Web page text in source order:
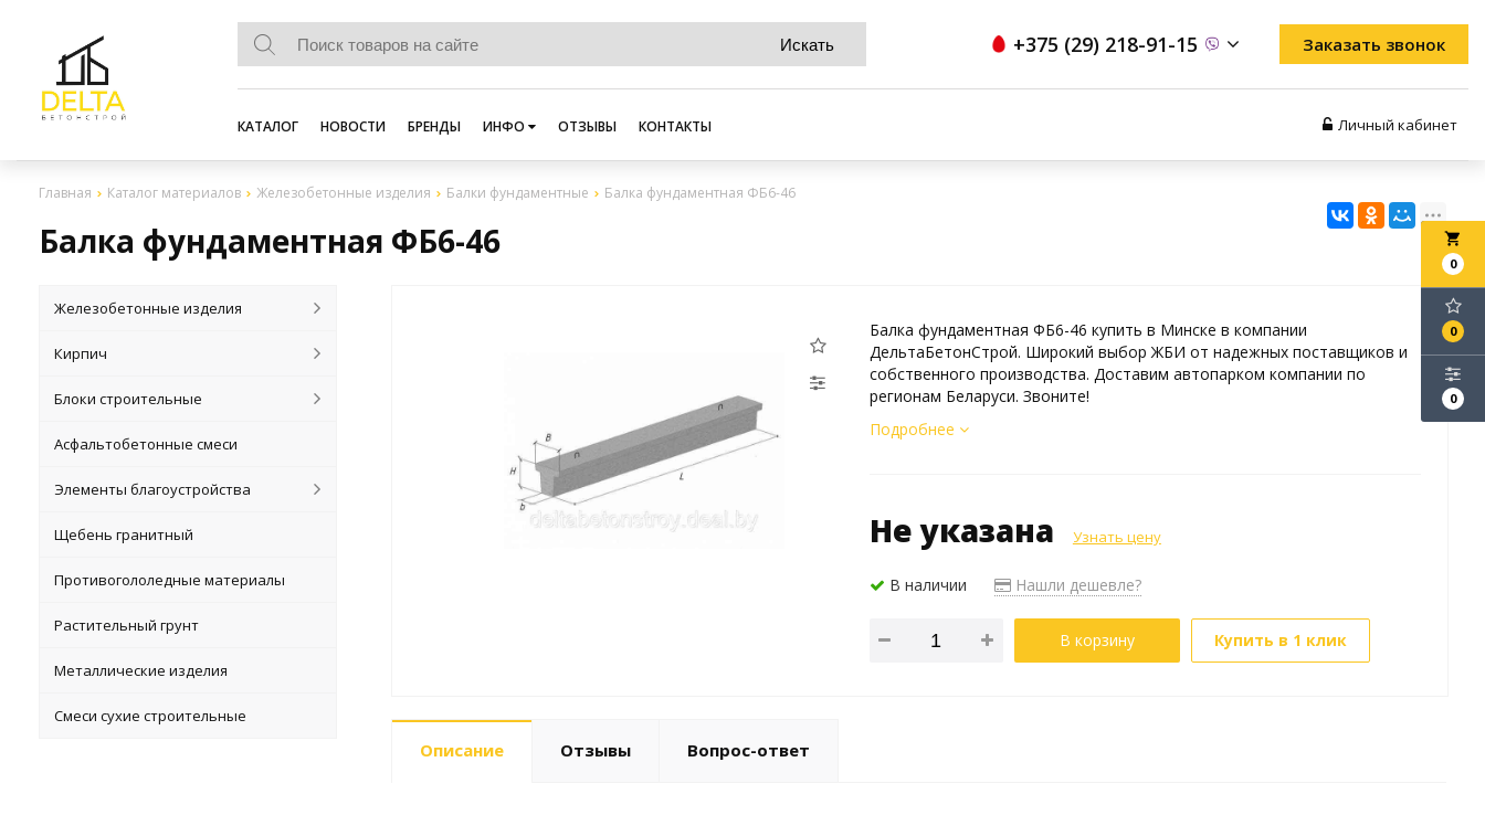
+375 (29) 218-91-15 Заказать звонок
КАТАЛОГ НОВОСТИ БРЕНДЫ ИНФО ОТЗЫВЫ КОНТАКТЫ Личный кабинет
Главная Каталог материалов Железобетонные изделия Балки фундаментные Балка фундаментная ФБ6-46
Балка фундаментная ФБ6-46 local_grocery_store
0
0
0
Железобетонные изделия
Кирпич
Блоки строительные
Асфальтобетонные смеси
Элементы благоустройства
Щебень гранитный
Противогололедные материалы
Растительный грунт
Металлические изделия
Смеси сухие строительные
Балка фундаментная ФБ6-46 купить в Минске в компании
ДельтаБетонСтрой. Широкий выбор ЖБИ от надежных поставщиков и
собственного производства. Доставим автопарком компании по
регионам Беларуси. Звоните!
Подробнее
Не указана Узнать цену
В наличии Нашли дешевле?
В корзину Купить в 1 клик
Описание Отзывы Вопрос-ответ